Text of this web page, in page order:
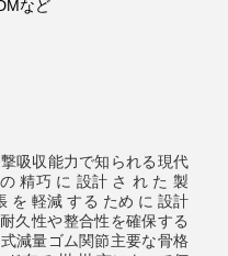
など
吸収能力で知られる現代
精巧 に 設計 さ れ た 製
を 軽減 する ため に 設計
久性や整合性を確保する
減量ゴム関節主要な骨格